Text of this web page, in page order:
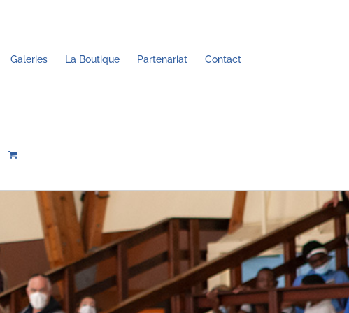
Galeries La Boutique Partenariat Contact